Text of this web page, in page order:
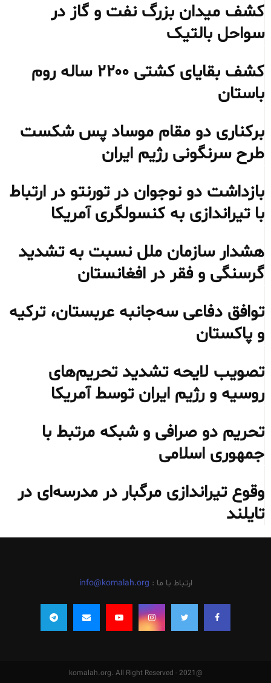
کشف میدان بزرگ نفت و گاز در
سواحل بالتیک
کشف بقایای کشتی ۲۲۰۰ ساله روم
باستان
برکناری دو مقام موساد پس شکست
طرح سرنگونی رژیم ایران
بازداشت دو نوجوان در تورنتو در ارتباط
با تیراندازی به کنسولگری آمریکا
هشدار سازمان ملل نسبت به تشدید
گرسنگی و فقر در افغانستان
توافق دفاعی سه‌جانبه عربستان، ترکیه
و پاکستان
تصویب لایحه تشدید تحریم‌های
روسیه و رژیم ایران توسط آمریکا
تحریم دو صرافی و شبکه مرتبط با
جمهوری اسلامی
وقوع تیراندازی مرگبار در مدرسه‌ای در
تایلند
ارتباط با ما : info@komalah.org
@2021 - komalah.org. All Right Reserved